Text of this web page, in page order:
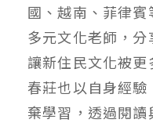
國、越南、菲律
多元文化老師，分
讓新住民文化被
春莊也以自身經
棄學習，透過閱